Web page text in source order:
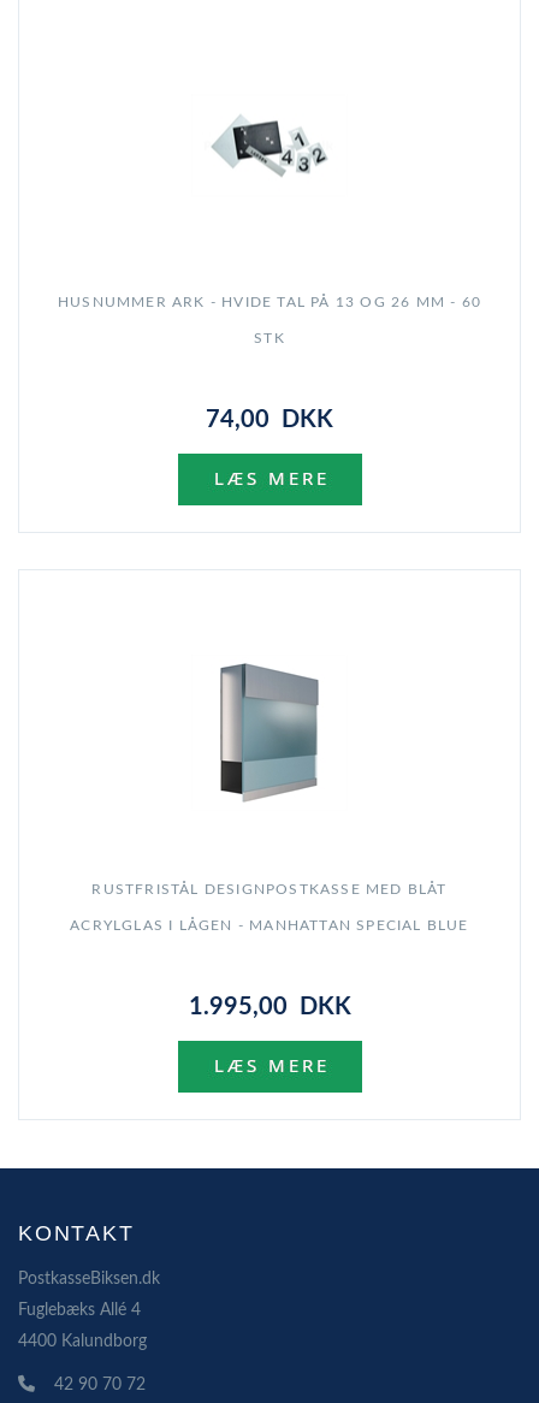
HUSNUMMER ARK - HVIDE TAL PÅ 13 OG 26 MM - 60
STK
74,00 DKK
RUSTFRISTÅL DESIGNPOSTKASSE MED BLÅT
ACRYLGLAS I LÅGEN - MANHATTAN SPECIAL BLUE
1.995,00 DKK
KONTAKT
PostkasseBiksen.dk
Fuglebæks Allé 4
4400 Kalundborg
42 90 70 72